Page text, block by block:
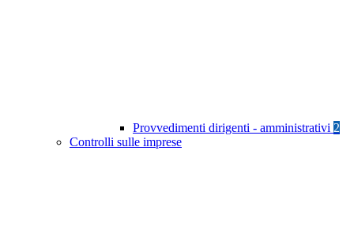
Provvedimenti dirigenti - amministrativi 2
Controlli sulle imprese